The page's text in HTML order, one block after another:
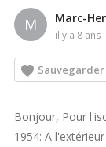
M Marc-
il y a 8 ans
Sauvegarder
Bonjour, Pour
1954: A